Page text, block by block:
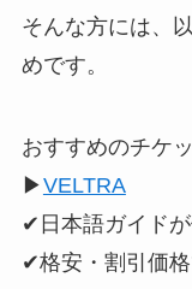
そんな方には、
めです。
おすすめのチケ
▶︎VELTRA
✔︎日本語ガイド
✔︎格安・割引価